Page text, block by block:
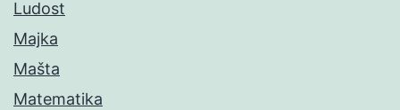
Ludost
Majka
Mašta
Matematika